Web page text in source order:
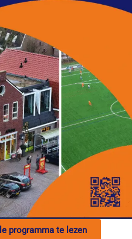
programma te lezen